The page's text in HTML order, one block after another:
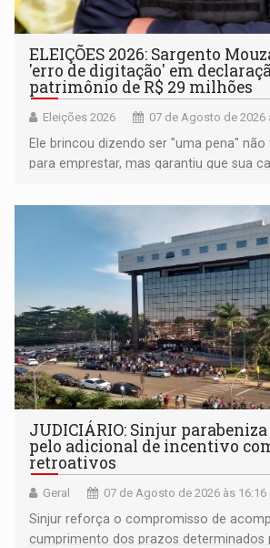
ELEIÇÕES 2026: Sargento
'erro de digitação' em
patrimônio de R$ 29 milhões
Eleições 2026 07 de Agosto de 2026
Ele brincou dizendo ser "uma pena"
para emprestar, mas garantiu que sua
JUDICIÁRIO: Sinjur
pelo adicional de incentivo
retroativos
Geral 07 de Agosto de 2026 às 16:16
Sinjur reforça o compromisso de
cumprimento dos prazos determinados